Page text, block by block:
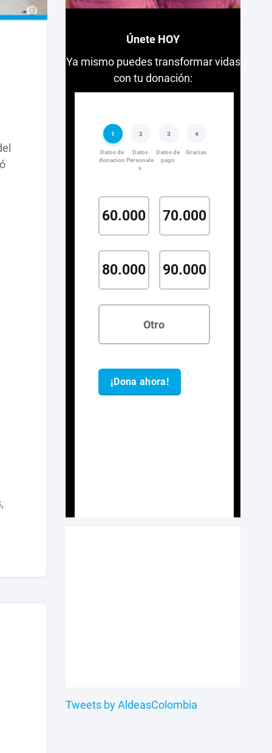
Únete HOY
Ya mismo puedes transformar vidas
con tu donación:
Tweets by AldeasColombia